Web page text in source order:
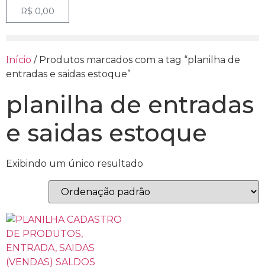
R$ 0,00
Início / Produtos marcados com a tag “planilha de
entradas e saidas estoque”
planilha de entradas
e saidas estoque
Exibindo um único resultado